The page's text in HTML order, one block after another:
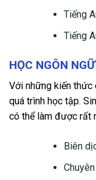
Tiếng
Tiếng
HỌC NGÔN
Với những kiến
quá trình học tập.
có thể làm được rất
Biên